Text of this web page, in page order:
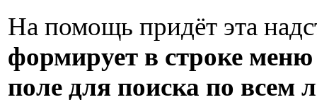
На помощь придёт эта
формирует в строке
поле для поиска по всем